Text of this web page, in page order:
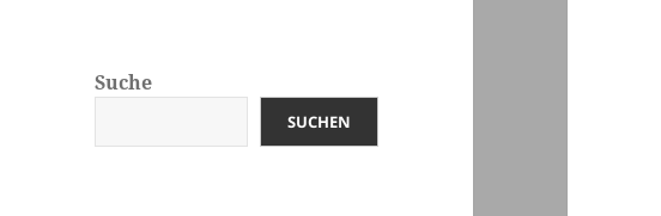
Suche
SUCHEN